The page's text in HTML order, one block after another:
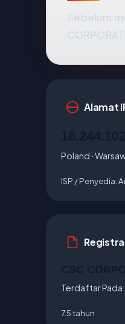
Sebelum
Alamat
Poland ·
ISP / Penyedia:
Terdaftar Pada:
7.5 tahun